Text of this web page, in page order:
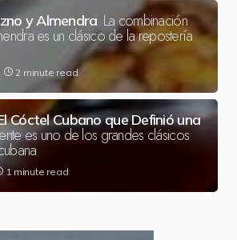
y Almendra La combinación
es un clásico de la repostería
2 minute read
Cóctel Cubano que Definió una
es uno de los grandes clásicos
1 minute read